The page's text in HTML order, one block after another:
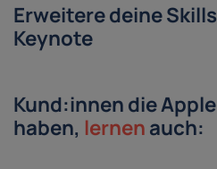
Erweitere deine
Keynote
Kund:innen die
haben, lernenauch: